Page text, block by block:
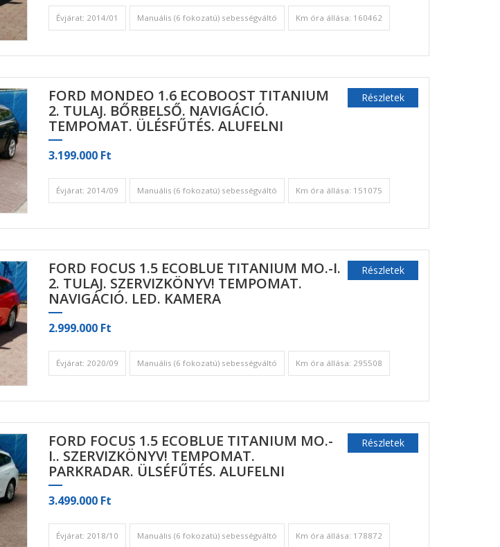
Évjárat: 2014/01 Manuális (6 fokozatú) sebességváltó Km óra állása: 160462
FORD MONDEO 1.6 ECOBOOST TITANIUM
2. TULAJ. BŐRBELSŐ. NAVIGÁCIÓ.
TEMPOMAT. ÜLÉSFŰTÉS. ALUFELNI
3.199.000 Ft
Részletek
Évjárat: 2014/09 Manuális (6 fokozatú) sebességváltó Km óra állása: 151075
FORD FOCUS 1.5 ECOBLUE TITANIUM MO.-I.
2. TULAJ. SZERVIZKÖNYV! TEMPOMAT.
NAVIGÁCIÓ. LED. KAMERA
2.999.000 Ft
Részletek
Évjárat: 2020/09 Manuális (6 fokozatú) sebességváltó Km óra állása: 295508
FORD FOCUS 1.5 ECOBLUE TITANIUM MO.-
I.. SZERVIZKÖNYV! TEMPOMAT.
PARKRADAR. ÜLSÉFŰTÉS. ALUFELNI
3.499.000 Ft
Részletek
Évjárat: 2018/10 Manuális (6 fokozatú) sebességváltó Km óra állása: 178872